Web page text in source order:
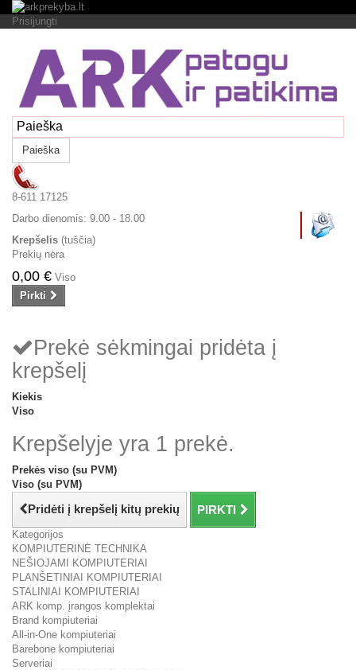
Prisijungti
Paieška
8-611 17125
Darbo dienomis: 9.00 - 18.00
Krepšelis (tuščia)
Prekių nėra
0,00 € Viso
Pirkti
Prekė sėkmingai pridėta į
krepšelį
Kiekis
Viso
Krepšelyje yra 1 prekė.
Prekės viso (su PVM)
Viso (su PVM)
Pridėti į krepšelį kitų prekių PIRKTI
Kategorijos
KOMPIUTERINĖ TECHNIKA
NEŠIOJAMI KOMPIUTERIAI
PLANŠETINIAI KOMPIUTERIAI
STALINIAI KOMPIUTERIAI
ARK komp. įrangos komplektai
Brand kompiuteriai
All-in-One kompiuteriai
Barebone kompiuteriai
Serveriai